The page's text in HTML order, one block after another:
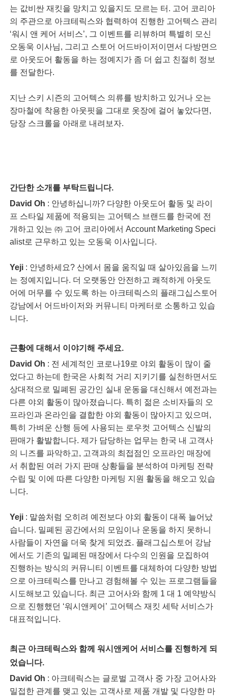
는 값비싼 재킷을 망치고 있을지도 모르는 터. 고어 코리아
의 주관으로 아크테릭스와 협력하여 진행한 고어텍스 관리
‘워시 앤 케어 서비스’, 그 이벤트를 리뷰하며 특별히 모신
오동욱 이사님, 그리고 스토어 어드바이저이면서 다방면으
로 아웃도어 활동을 하는 정예지가 좀 더 쉽고 친절히 정보
를 전달한다.
지난 스키 시즌의 고어텍스 의류를 방치하고 있거나 오는
장마철에 착용한 아웃핏을 그대로 옷장에 걸어 놓았다면,
당장 스크롤을 아래로 내려보자.
간단한 소개를 부탁드립니다.
David Oh : 안녕하십니까? 다양한 아웃도어 활동 및 라이
프 스타일 제품에 적용되는 고어텍스 브랜드를 한국에 전
개하고 있는 ㈜ 고어 코리아에서 Account Marketing Speci
alist로 근무하고 있는 오동욱 이사입니다.
Yeji: 안녕하세요? 산에서 몸을 움직일 때 살아있음을 느끼
는 정예지입니다. 더 오랫동안 안전하고 쾌적하게 아웃도
어에 머무를 수 있도록 하는 아크테릭스의 플래그십스토어
강남에서 어드바이저와 커뮤니티 마케터로 소통하고 있습
니다.
근황에 대해서 이야기해 주세요.
David Oh : 전 세계적인 코로나19로 야외 활동이 많이 줄
었다고 하는데 한국은 사회적 거리 지키기를 실천하면서도
상대적으로 밀폐된 공간인 실내 운동을 대신해서 예전과는
다른 야외 활동이 많아졌습니다. 특히 젊은 소비자들의 오
프라인과 온라인을 결합한 야외 활동이 많아지고 있으며,
특히 가벼운 산행 등에 사용되는 로우컷 고어텍스 신발의
판매가 활발합니다. 제가 담당하는 업무는 한국 내 고객사
의 니즈를 파악하고, 고객과의 최접점인 오프라인 매장에
서 취합된 여러 가지 판매 상황들을 분석하여 마케팅 전략
수립 및 이에 따른 다양한 마케팅 지원 활동을 해오고 있습
니다.
Yeji: 말씀처럼 오히려 예전보다 야외 활동이 대폭 늘어났
습니다. 밀폐된 공간에서의 모임이나 운동을 하지 못하니
사람들이 자연을 더욱 찾게 되었죠. 플래그십스토어 강남
에서도 기존의 밀폐된 매장에서 다수의 인원을 모집하여
진행하는 방식의 커뮤니티 이벤트를 대체하여 다양한 방법
으로 아크테릭스를 만나고 경험해볼 수 있는 프로그램들을
시도해보고 있습니다. 최근 고어사와 함께 1 대 1 예약방식
으로 진행했던 ‘워시앤케어’ 고어텍스 재킷 세탁 서비스가
대표적입니다.
최근 아크테릭스와 함께 워시앤케어 서비스를 진행하게 되
었습니다.
David Oh : 아크테릭스는 글로벌 고객사 중 가장 고어사와
밀접한 관계를 맺고 있는 고객사로 제품 개발 및 다양한 마